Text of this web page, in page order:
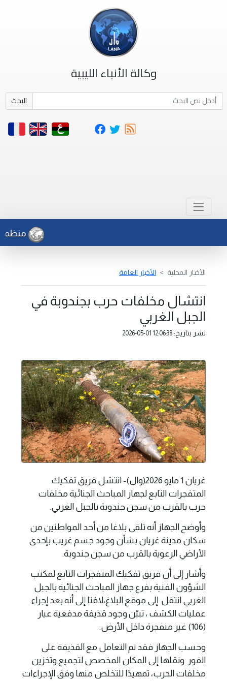
وكالة الأنباء الليبية
البحث
منظمة
الأخبار المحلية الأخبار العامة
انتشال مخلفات حرب بجندوبة في
الجبل الغربي
نشر بتاريخ: 2026-05-01 12:06:38
غريان 1 مايو 2026(وال)- انتشل فريق تفكيك
المتفجرات التابع لجهاز المباحث الجنائية مخلفات
حرب بالقرب من سجن جندوبة بالجبل الغربي.
وأوضح الجهاز أنه تلقى بلاغا من أحد المواطنين من
سكان مدينة غريان بشأن وجود جسم غريب بإحدى
الأراضي الرعوية بالقرب من سجن جندوبة.
وأشار إلى أن فريق تفكيك المتفجرات التابع لمكتب
الشؤون الفنية بفرع جهاز المباحث الجنائية بالجبل
الغربي انتقل إلى موقع البلاغ،لافتا إلى أنه بعد إجراء
عمليات الكشف ، تبيّن وجود قذيفة مدفعية عيار
(106) غير منفجرة داخل الأرض.
وحسب الجهاز فقد تم التعامل مع القذيفة على
الفور ونقلها إلى المكان المخصص لتجميع وتخزين
مخلفات الحرب، تمهيدًا للتخلص منها وفق الإجراءات